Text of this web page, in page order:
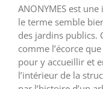
ANONYMES est
le terme semble
des jardins publics.
comme l’écorce
pour y accueillir et
l’intérieur de la